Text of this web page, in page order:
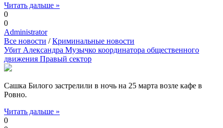
Читать дальше »
0
0
Administrator
Все новости /Криминальные новости
Убит Александра Музычко координатора общественного
движения Правый сектор
Сашка Билого застрелили в ночь на 25 марта возле кафе в
Ровно.
Читать дальше »
0